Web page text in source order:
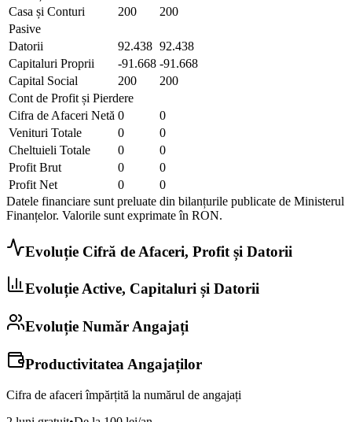
Casa și Conturi
200
200
Pasive
Datorii
92.438 92.438
Capitaluri Proprii
-91.668 -91.668
Capital Social
200
200
Cont de Profit și Pierdere
Cifra de Afaceri Netă 0
0
Venituri Totale
0
0
Cheltuieli Totale
0
0
Profit Brut
0
0
Profit Net
0
0
Datele financiare sunt preluate din bilanțurile publicate de Ministerul
Finanțelor. Valorile sunt exprimate în RON.
Evoluție Cifră de Afaceri, Profit și Datorii
Evoluție Active, Capitaluri și Datorii
Evoluție Număr Angajați
Productivitatea Angajaților
Cifra de afaceri împărțită la numărul de angajați